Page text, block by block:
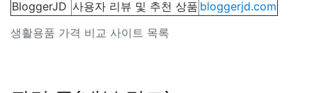
생활용품 가격 비교 사이트 목록
BloggerJD 사용자 리뷰 및 추천 상품 bloggerjd.com